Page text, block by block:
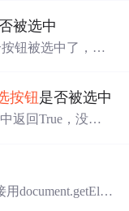
写一下先贴一下h
是否对应的页面
被选中
钮被选中了，才
选中了。 但遗憾
按钮的选中状
按钮是否被选中
返回True，没有
document.getEle